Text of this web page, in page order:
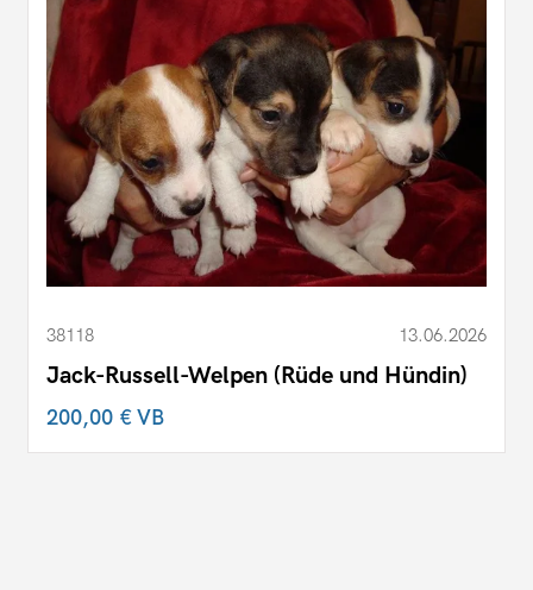
38118 13.06.2026
Jack-Russell-Welpen (Rüde und Hündin)
200,00 €VB